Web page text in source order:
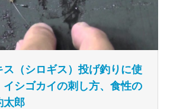
（シロギス）投げ釣りに使
イシゴカイの刺し方、食性の
郎